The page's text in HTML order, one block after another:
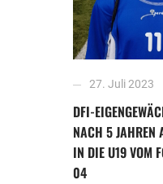
27. Juli 2023
DFI-
NACH 5 JAHREN
IN DIE U19 VOM
04